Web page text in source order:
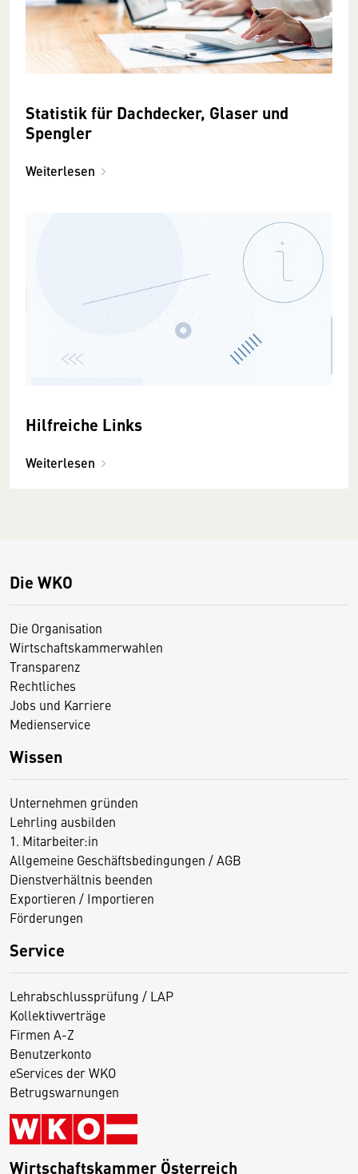
Statistik für Dachdecker, Glaser und
Spengler
Weiterlesen
Hilfreiche Links
Weiterlesen
Die WKO
Die Organisation
Wirtschaftskammerwahlen
Transparenz
Rechtliches
Jobs und Karriere
Medienservice
Wissen
Unternehmen gründen
Lehrling ausbilden
1. Mitarbeiter:in
Allgemeine Geschäftsbedingungen / AGB
Dienstverhältnis beenden
Exportieren / Importieren
Förderungen
Service
Lehrabschlussprüfung / LAP
Kollektivverträge
Firmen A-Z
Benutzerkonto
eServices der WKO
Betrugswarnungen
Wirtschaftskammer Österreich